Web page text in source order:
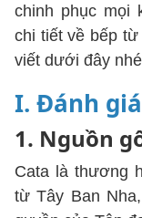
chinh phục mọi
chi tiết về bếp
viết dưới đây
I. Đánh
1. Nguồn
Cata là thương hiệu bếp từ có nguồn gốc xuất xứ
từ Tây Ban